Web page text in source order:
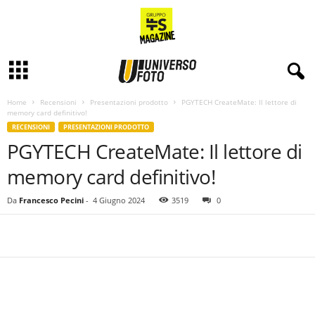
Home Recensioni Presentazioni prodotto
PGYTECH CreateMate: Il lettore di
memory card definitivo!
RECENSIONI PRESENTAZIONI PRODOTTO
PGYTECH CreateMate: Il lettore di
memory card definitivo!
Da Francesco Pecini - 4 Giugno 2024 3519 0